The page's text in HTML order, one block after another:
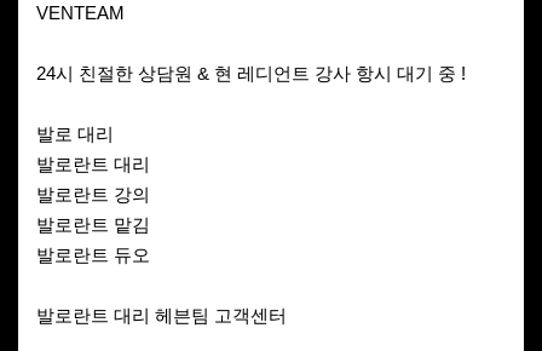
VENTEAM
24시 친절한 상담원 & 현 레디언트 강사 항시 대기 중 !
발로 대리
발로란트 대리
발로란트 강의
발로란트 맡김
발로란트 듀오
발로란트 대리 헤븐팀 고객센터